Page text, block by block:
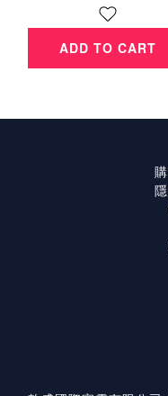
ADD TO CART